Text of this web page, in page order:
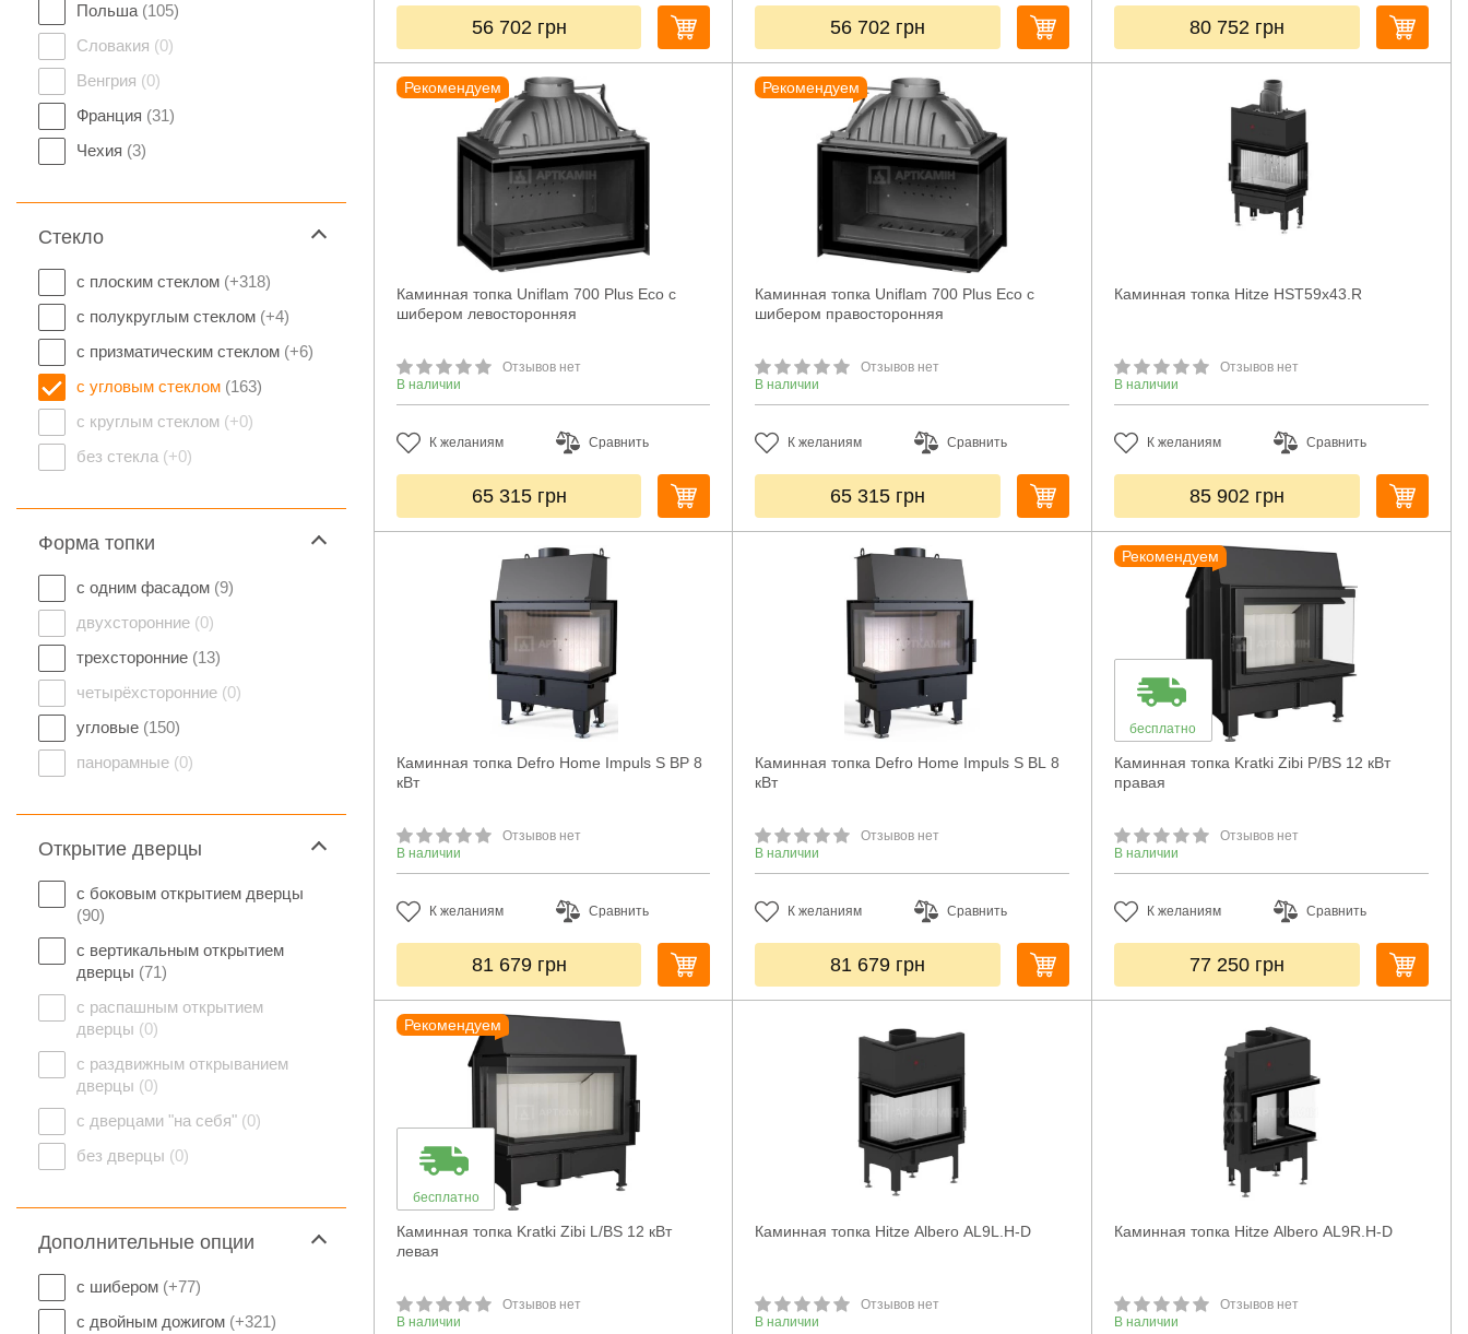
Польша (105)
Словакия (0)
Венгрия (0)
Франция (31)
Чехия (3)
Стекло
с плоским стеклом (+318)
с полукруглым стеклом (+4)
с призматическим стеклом (+6)
с угловым стеклом (163)
с круглым стеклом (+0)
без стекла (+0)
Форма топки
с одним фасадом (9)
двухсторонние (0)
трехсторонние (13)
четырёхсторонние (0)
угловые (150)
панорамные (0)
Открытие дверцы
с боковым открытием дверцы
(90)
с вертикальным открытием
дверцы (71)
с распашным открытием
дверцы (0)
с раздвижным открыванием
дверцы (0)
с дверцами "на себя" (0)
без дверцы (0)
Дополнительные опции
с шибером (+77)
с двойным дожигом (+321)
56 702 грн 56 702 грн 80 752 грн
Рекомендуем
Каминная топка Uniflam 700 Plus Eco с
шибером левосторонняя
Отзывов нет
В наличии
К желаниям Сравнить
65 315 грн
Рекомендуем
Каминная топка Uniflam 700 Plus Eco с
шибером правосторонняя
Отзывов нет
В наличии
К желаниям Сравнить
65 315 грн
Каминная топка Hitze HST59x43.R
Отзывов нет
В наличии
К желаниям Сравнить
85 902 грн
Каминная топка Defro Home Impuls S BP 8
кВт
Отзывов нет
В наличии
К желаниям Сравнить
81 679 грн
Каминная топка Defro Home Impuls S BL 8
кВт
Отзывов нет
В наличии
К желаниям Сравнить
81 679 грн
Рекомендуем
бесплатно
Каминная топка Kratki Zibi P/BS 12 кВт
правая
Отзывов нет
В наличии
К желаниям Сравнить
77 250 грн
Рекомендуем
бесплатно
Каминная топка Kratki Zibi L/BS 12 кВт
левая
Отзывов нет
В наличии
Каминная топка Hitze Albero AL9L.H-D
Отзывов нет
В наличии
Каминная топка Hitze Albero AL9R.H-D
Отзывов нет
В наличии